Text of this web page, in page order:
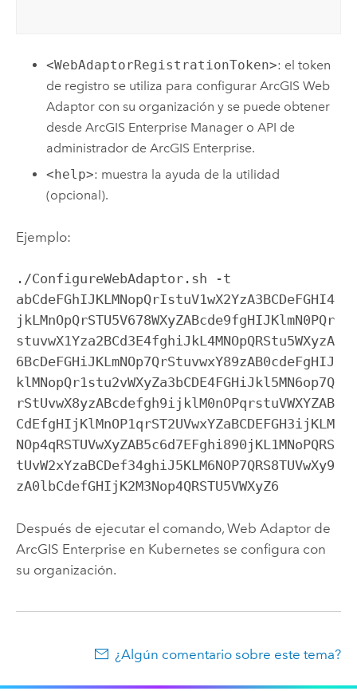
<WebAdaptorRegistrationToken>: el token
de registro se utiliza para configurarArcGIS Web
Adaptor con su organización y se puede obtener
desdeArcGIS Enterprise Manager oAPI de
administrador de ArcGIS Enterprise.
<help>: muestra la ayuda de la utilidad
(opcional).
Ejemplo:
./ConfigureWebAdaptor.sh -t
abCdeFGhIJKLMNopQrIstuV1wX2YzA3BCDeFGHI4
jkLMnOpQrSTU5V678WXyZABcde9fgHIJKlmN0PQr
stuvwX1Yza2BCd3E4fghiJkL4MNOpQRStu5WXyzA
6BcDeFGHiJKLmNOp7QrStuvwxY89zAB0cdeFgHIJ
klMNopQr1stu2vWXyZa3bCDE4FGHiJkl5MN6op7Q
rStUvwX8yzABcdefgh9ijklM0nOPqrstuVWXYZAB
CdEfgHIjKlMnOP1qrST2UVwxYZaBCDEFGH3ijKLM
NOp4qRSTUVwXyZAB5c6d7EFghi890jKL1MNoPQRS
tUvW2xYzaBCDef34ghiJ5KLM6NOP7QRS8TUVwXy9
zA0lbCdefGHIjK2M3Nop4QRSTU5VWXyZ6
Después de ejecutar el comando, Web Adaptor de
ArcGIS Enterprise en Kubernetes se configura con
su organización.
¿Algún comentario sobre este tema?